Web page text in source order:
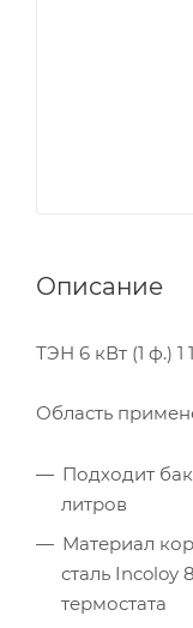
Описание
ТЭН 6 кВт (1 ф.) 1
Область
Подходит
литров
Материал
сталь Incoloy
термостата